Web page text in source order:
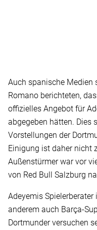
Auch spanische Medien
Romano berichteten,
offizielles Angebot für
abgegeben hätten. Dies
Vorstellungen der
Einigung ist daher nicht
Außenstürmer war vor
von Red Bull Salzburg
Adeyemis
anderem auch Barça-
Dortmunder versuchen